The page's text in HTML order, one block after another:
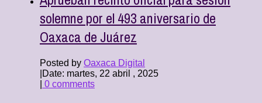
solemne por el 493 aniversario de
Oaxaca de Juárez
Posted by Oaxaca Digital
Date: martes, 22 abril , 2025
0 comments